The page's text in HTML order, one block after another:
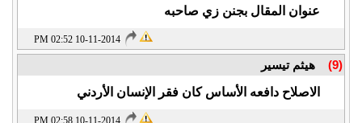
عنوان المقال بجنن زي صاحبه
10-11-2014 02:52 PM
(9)
هيثم تيسير
الاصلاح دافعه الأساس كان فقر الإنسان الأردني
10-11-2014 02:58 PM